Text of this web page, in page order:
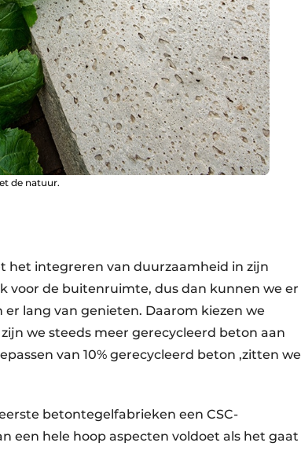
de natuur.
het integreren van duurzaamheid in zijn
voor de buitenruimte, dus dan kunnen we er
lang van genieten. Daarom kiezen we
we steeds meer gerecycleerd beton aan
van 10% gerecycleerd beton ,zitten we
betontegelfabrieken een CSC-
een hele hoop aspecten voldoet als het gaat